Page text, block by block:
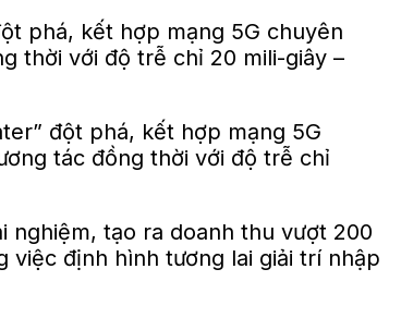
phá, kết hợp mạng 5G chuyên
thời với độ trễ chỉ 20 mili-giây –
nghiệm, tạo ra doanh thu vượt 200
định hình tương lai giải trí nhập